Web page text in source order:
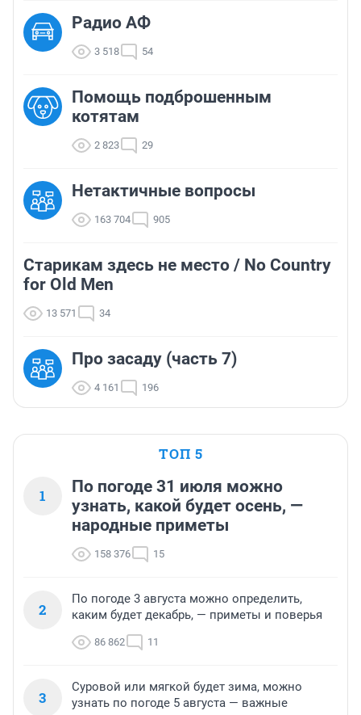
Радио АФ
3 518 54
Помощь подброшенным
котятам
2 823 29
Нетактичные вопросы
163 704 905
Старикам здесь не место / No Country
for Old Men
13 571 34
Про засаду (часть 7)
4 161 196
ТОП 5
1
По погоде 31 июля можно
узнать, какой будет осень, —
народные приметы
158 376 15
2
По погоде 3 августа можно определить,
каким будет декабрь, — приметы и поверья
86 862 11
3
Суровой или мягкой будет зима, можно
узнать по погоде 5 августа — важные